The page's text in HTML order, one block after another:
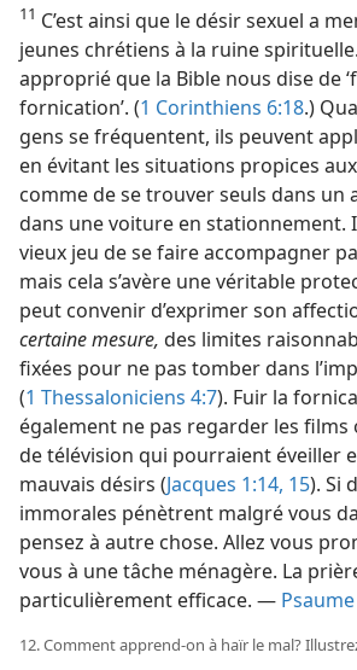
11 C’est ainsi que le désir sexuel a
jeunes chrétiens à la ruine
approprié que la Bible nous dise de
fornication’. (1 Corinthiens 6:18.)
gens se fréquentent, ils peuvent
en évitant les situations propices
comme de se trouver seuls dans un
dans une voiture en stationnement.
vieux jeu de se faire accompagner
mais cela s’avère une véritable
peut convenir d’exprimer son
certaine mesure, des limites
fixées pour ne pas tomber dans
(1 Thessaloniciens 4:7). Fuir la
également ne pas regarder les films
de télévision qui pourraient éveiller
mauvais désirs (Jacques 1:14, 15). Si
immorales pénètrent malgré vous
pensez à autre chose. Allez vous
vous à une tâche ménagère. La
particulièrement efficace. —
12. Comment apprend-​on à haïr le mal?